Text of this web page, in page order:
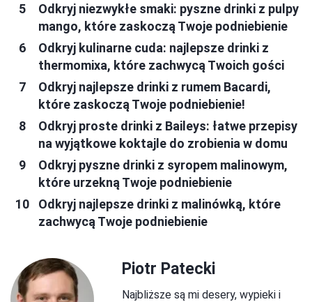
Odkryj niezwykłe smaki: pyszne drinki z pulpy
mango, które zaskoczą Twoje podniebienie
Odkryj kulinarne cuda: najlepsze drinki z
thermomixa, które zachwycą Twoich gości
Odkryj najlepsze drinki z rumem Bacardi,
które zaskoczą Twoje podniebienie!
Odkryj proste drinki z Baileys: łatwe przepisy
na wyjątkowe koktajle do zrobienia w domu
Odkryj pyszne drinki z syropem malinowym,
które urzekną Twoje podniebienie
Odkryj najlepsze drinki z malinówką, które
zachwycą Twoje podniebienie
Piotr Patecki
Najbliższe są mi desery, wypieki i